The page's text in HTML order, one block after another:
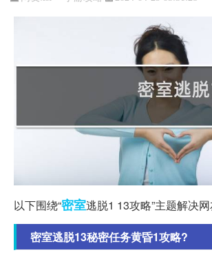
以下围绕“密室逃脱1 13攻略”主题解决
密室逃脱13秘密任务黄昏1攻略?